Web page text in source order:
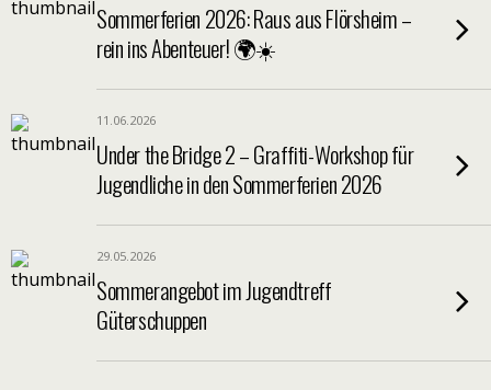
Sommerferien 2026: Raus aus Flörsheim –
rein ins Abenteuer! 🌍☀️
11.06.2026
Under the Bridge 2 – Graffiti-Workshop für
Jugendliche in den Sommerferien 2026
29.05.2026
Sommerangebot im Jugendtreff
Güterschuppen